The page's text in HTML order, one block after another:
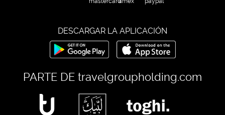
DESCARGAR LA APLICACIÓN
PARTE DE travelgroupholding.com